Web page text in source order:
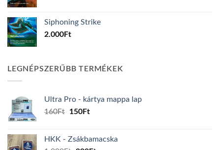
Siphoning Strike
2.000Ft
LEGNÉPSZERŰBB TERMÉKEK
Ultra Pro - kártya mappa lap
160Ft
Original
160Ft.
150FtCurrent
150Ft.
HKK - Zsákbamacska